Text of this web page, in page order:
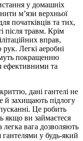
у домашніх
м’язи верхньої
початківців та тих,
після травм. Крім
вправ,
Легкі аеробні
покращенню
ефективними та
дані гантелі не
й захищають підлогу
Це робить
якщо ви займаєтеся
вага дозволяють
гантелями у будь-який